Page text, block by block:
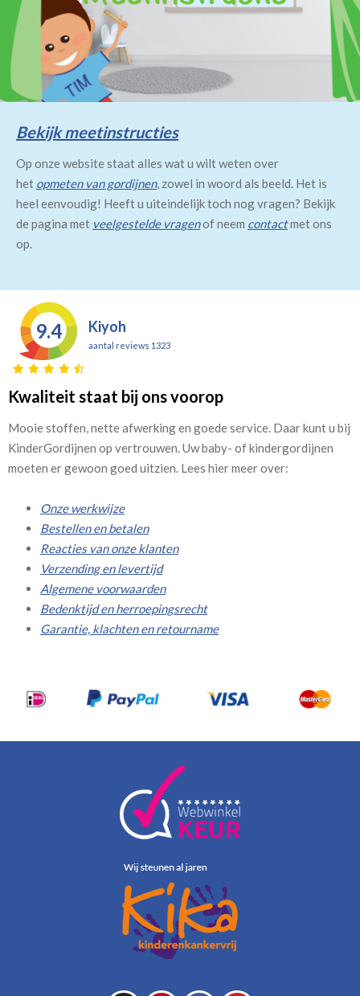
Bekijk meetinstructies
Op onze website staat alles wat u wilt weten over
het opmeten van gordijnen, zowel in woord als beeld. Het is
heel eenvoudig! Heeft u uiteindelijk toch nog vragen? Bekijk
de pagina met veelgestelde vragenof neem contactmet ons
op.
9.4 Kiyoh
aantal reviews 1323
Kwaliteit staat bij ons voorop
Mooie stoffen, nette afwerking en goede service. Daar kunt u bij
KinderGordijnen op vertrouwen. Uw baby- of kindergordijnen
moeten er gewoon goed uitzien. Lees hier meer over:
Onze werkwijze
Bestellen en betalen
Reacties van onze klanten
Verzending en levertijd
Algemene voorwaarden
Bedenktijd en herroepingsrecht
Garantie, klachten en retourname